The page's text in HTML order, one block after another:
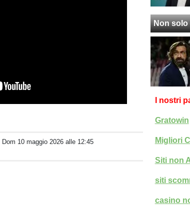
Dom 10 maggio 2026 alle 12:45
Non solo
I nostri
Gratowin
Migliori
Siti non
siti
casino